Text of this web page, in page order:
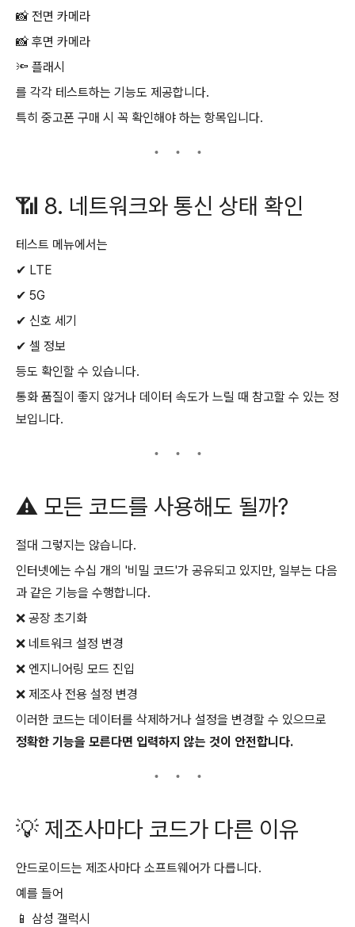
📸 전면 카메라
📸 후면 카메라
🔦 플래시
를 각각 테스트하는 기능도 제공합니다.
특히 중고폰 구매 시 꼭 확인해야 하는 항목입니다.
📶 8. 네트워크와 통신 상태 확인
테스트 메뉴에서는
✔ LTE
✔ 5G
✔ 신호 세기
✔ 셀 정보
등도 확인할 수 있습니다.
통화 품질이 좋지 않거나 데이터 속도가 느릴 때 참고할 수 있는 정
보입니다.
⚠️ 모든 코드를 사용해도 될까?
절대 그렇지는 않습니다.
인터넷에는 수십 개의 '비밀 코드'가 공유되고 있지만, 일부는 다음
과 같은 기능을 수행합니다.
❌ 공장 초기화
❌ 네트워크 설정 변경
❌ 엔지니어링 모드 진입
❌ 제조사 전용 설정 변경
이러한 코드는 데이터를 삭제하거나 설정을 변경할 수 있으므로
정확한 기능을 모른다면 입력하지 않는 것이 안전합니다.
💡 제조사마다 코드가 다른 이유
안드로이드는 제조사마다 소프트웨어가 다릅니다.
예를 들어
📱 삼성 갤럭시